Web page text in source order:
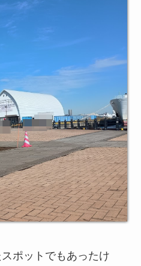
ポットでもあったけ